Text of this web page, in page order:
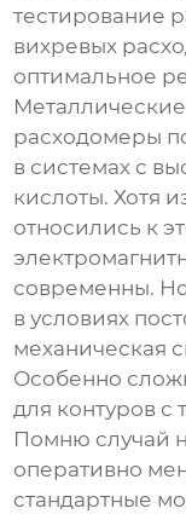
тестирование
вихревых
оптимальное
расходомеры
в системах с
кислоты. Хотя
относились к
современны.
в условиях
механическая
Особенно
для контуров
Помню случай
оперативно
стандартные